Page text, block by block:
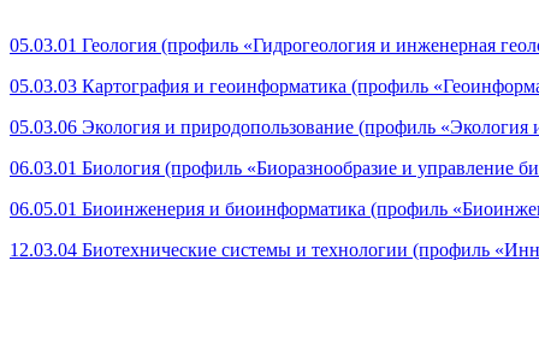
05.03.01 Геология (профиль «Гидрогеология и инженерная
05.03.03 Картография и геоинформатика (профиль
05.03.06 Экология и природопользование (профиль
06.03.01 Биология (профиль «Биоразнообразие и управление
06.05.01 Биоинженерия и биоинформатика (профиль
12.03.04 Биотехнические системы и технологии (профиль